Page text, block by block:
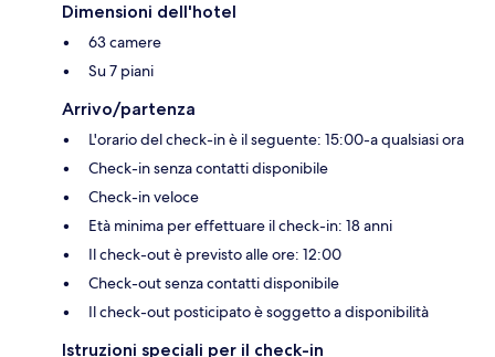
Dimensioni dell'hotel
63 camere
Su 7 piani
Arrivo/partenza
L'orario del check-in è il seguente: 15:00-a qualsiasi ora
Check-in senza contatti disponibile
Check-in veloce
Età minima per effettuare il check-in: 18 anni
Il check-out è previsto alle ore: 12:00
Check-out senza contatti disponibile
Il check-out posticipato è soggetto a disponibilità
Istruzioni speciali per il check-in